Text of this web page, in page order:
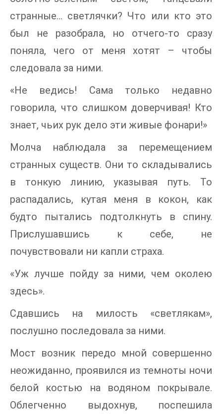
странные… светлячки? Что или кто это
был не разобрала, но отчего-то сразу
поняла, чего от меня хотят – чтобы
следовала за ними.
«Не ведись! Сама только недавно
говорила, что слишком доверчивая! Кто
знает, чьих рук дело эти живые фонари!»
Молча наблюдала за перемещением
странных существ. Они то складывались
в тонкую линию, указывая путь. То
распадались, кутая меня в кокон, как
будто пытались подтолкнуть в спину.
Прислушавшись к себе, не
почувствовали ни капли страха.
«Уж лучше пойду за ними, чем околею
здесь».
Сдавшись на милость «светлякам»,
послушно последовала за ними.
Мост возник передо мной совершенно
неожиданно, проявился из темноты ночи
белой костью на водяном покрывале.
Облегченно выдохнув, поспешила